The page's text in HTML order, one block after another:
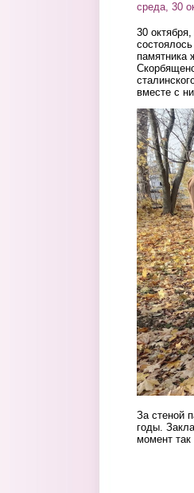
среда, 30
30
памятника
вместе с
За стеной
годы.
момент так